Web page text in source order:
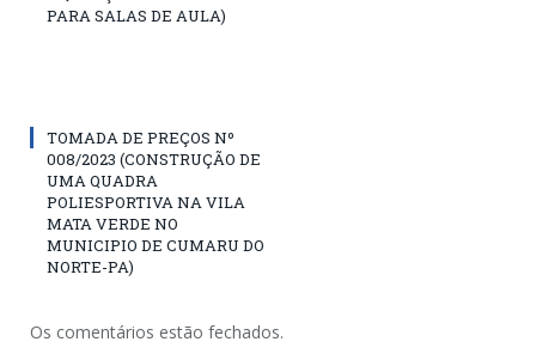
PARA SALAS DE AULA)
TOMADA DE PREÇOS Nº
008/2023 (CONSTRUÇÃO DE
UMA QUADRA
POLIESPORTIVA NA VILA
MATA VERDE NO
MUNICIPIO DE CUMARU DO
NORTE-PA)
Os comentários estão fechados.